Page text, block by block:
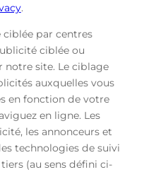
.
par centres
ciblée ou
site. Le ciblage
auxquelles vous
en fonction de votre
en ligne. Les
les annonceurs et
technologies de suivi
(au sens défini ci-